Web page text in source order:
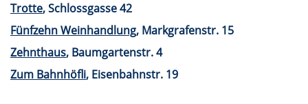
Trotte, Schlossgasse 42
Fünfzehn Weinhandlung, Markgrafenstr. 15
Zehnthaus, Baumgartenstr. 4
Zum Bahnhöfli, Eisenbahnstr. 19